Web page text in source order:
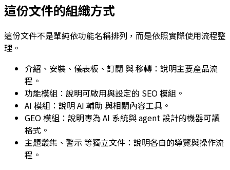
這份文件的組織方式
這份文件不是單純依功能名稱排列，而是依照實際使用流程整
理。
介紹 、 安裝 、 儀表板 、 訂閱 與移轉 ：說明主要產品流
程。
功能模組 ：說明可啟用與設定的 SEO 模組。
AI 模組 ：說明AI 輔助 與相關內容工具。
GEO 模組 ：說明專為 AI 系統與 agent 設計的機器可讀
格式。
主題叢集 、 警示 等獨立文件：說明各自的導覽與操作流
程。